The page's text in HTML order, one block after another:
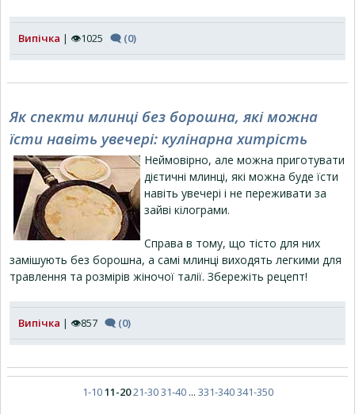
Випічка | 👁1025 🗨 (0)
Як спекти млинці без борошна, які можна
їсти навіть увечері: кулінарна хитрість
Неймовірно, але можна приготувати
дієтичні млинці, які можна буде їсти
навіть увечері і не переживати за
зайві кілограми.
Справа в тому, що тісто для них
замішують без борошна, а самі млинці виходять легкими для
травлення та розмірів жіночої талії. Збережіть рецепт!
Випічка | 👁857 🗨 (0)
1-1011-2021-3031-40 ... 331-340341-350